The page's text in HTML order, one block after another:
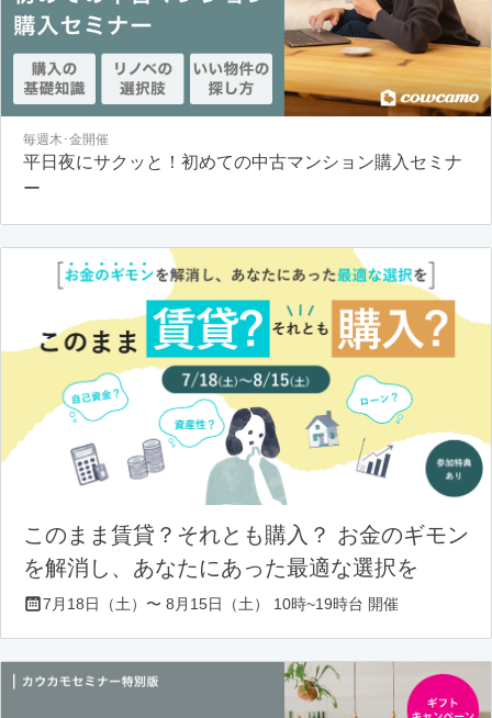
毎週木･金開催
平日夜にサクッと！初めての中古マンション購入セミナ
ー
このまま賃貸？それとも購入？ お金のギモン
を解消し、あなたにあった最適な選択を
7月18日（土）〜 8月15日（土） 10時~19時台 開催